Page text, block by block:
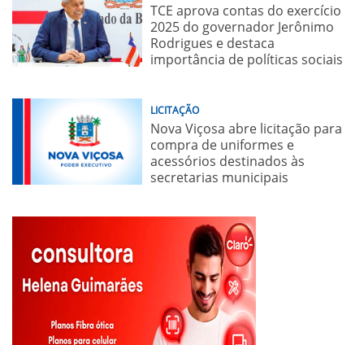
TCE aprova contas do exercício
2025 do governador Jerônimo
Rodrigues e destaca
importância de políticas sociais
LICITAÇÃO
Nova Viçosa abre licitação para
compra de uniformes e
acessórios destinados às
secretarias municipais